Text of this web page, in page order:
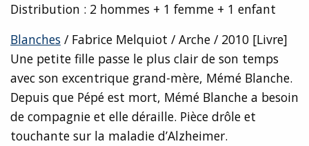
Distribution : 2 hommes + 1 femme + 1 enfant
Blanches / Fabrice Melquiot / Arche / 2010 [Livre]
Une petite fille passe le plus clair de son temps
avec son excentrique grand-mère, Mémé Blanche.
Depuis que Pépé est mort, Mémé Blanche a besoin
de compagnie et elle déraille. Pièce drôle et
touchante sur la maladie d’Alzheimer.